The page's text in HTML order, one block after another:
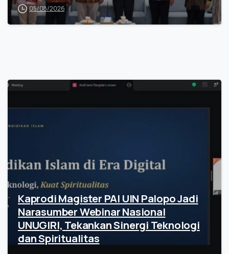
05/08/2026
Kaprodi Magister PAI UIN Palopo Jadi
Narasumber Webinar Nasional
UNUGIRI, Tekankan Sinergi Teknologi
dan Spiritualitas